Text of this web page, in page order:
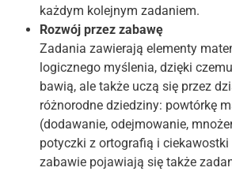
każdym kolejnym zadaniem.
Rozwój przez zabawę
Zadania zawierają elementy
logicznego myślenia, dzięki
bawią, ale także uczą się przez
różnorodne dziedziny: powtórkę
(dodawanie, odejmowanie,
potyczki z ortografią i ciekawostki
zabawie pojawiają się także